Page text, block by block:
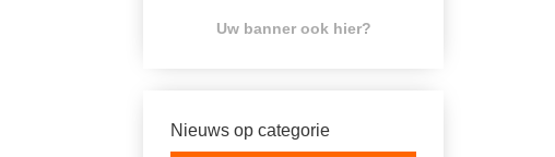
Uw banner ook hier?
Nieuws op categorie